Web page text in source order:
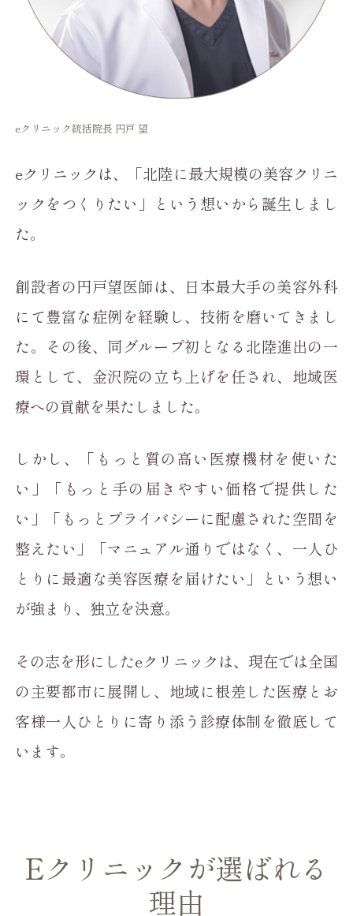
eクリニック統括院長 円戸 望
eクリニックは、「北陸に最大規模の美容クリニ
ックをつくりたい」という想いから誕生しまし
た。
創設者の円戸望医師は、日本最大手の美容外科
にて豊富な症例を経験し、技術を磨いてきまし
た。その後、同グループ初となる北陸進出の一
環として、金沢院の立ち上げを任され、地域医
療への貢献を果たしました。
しかし、「もっと質の高い医療機材を使いた
い」「もっと手の届きやすい価格で提供した
い」「もっとプライバシーに配慮された空間を
整えたい」「マニュアル通りではなく、一人ひ
とりに最適な美容医療を届けたい」という想い
が強まり、独立を決意。
その志を形にしたeクリニックは、現在では全国
の主要都市に展開し、地域に根差した医療とお
客様一人ひとりに寄り添う診療体制を徹底して
います。
Eクリニックが選ばれる
理由